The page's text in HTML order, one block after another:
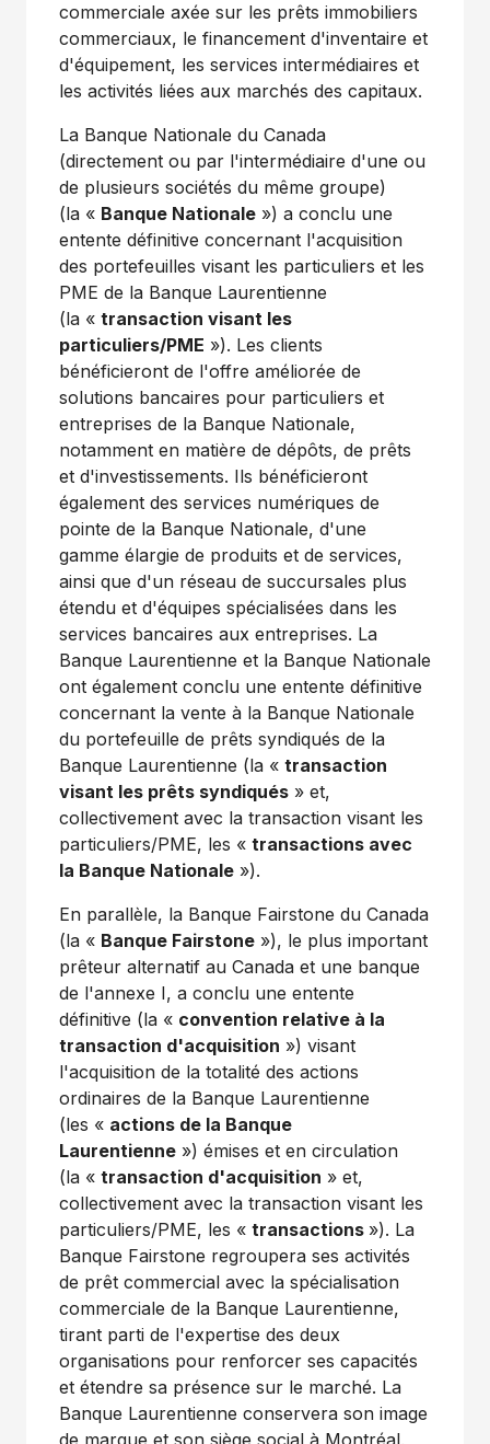
commerciale axée sur les prêts immobiliers
commerciaux, le financement d'inventaire et
d'équipement, les services intermédiaires et
les activités liées aux marchés des capitaux.
La Banque Nationale du Canada
(directement ou par l'intermédiaire d'une ou
de plusieurs sociétés du même groupe)
(la « Banque Nationale ») a conclu une
entente définitive concernant l'acquisition
des portefeuilles visant les particuliers et les
PME de la Banque Laurentienne
(la « transaction visant les
particuliers/PME »). Les clients
bénéficieront de l'offre améliorée de
solutions bancaires pour particuliers et
entreprises de la Banque Nationale,
notamment en matière de dépôts, de prêts
et d'investissements. Ils bénéficieront
également des services numériques de
pointe de la Banque Nationale, d'une
gamme élargie de produits et de services,
ainsi que d'un réseau de succursales plus
étendu et d'équipes spécialisées dans les
services bancaires aux entreprises. La
Banque Laurentienne et la Banque Nationale
ont également conclu une entente définitive
concernant la vente à la Banque Nationale
du portefeuille de prêts syndiqués de la
Banque Laurentienne (la « transaction
visant les prêts syndiqués » et,
collectivement avec la transaction visant les
particuliers/PME, les « transactions avec
la Banque Nationale »).
En parallèle, la Banque Fairstone du Canada
(la « Banque Fairstone »), le plus important
prêteur alternatif au Canada et une banque
de l'annexe I, a conclu une entente
définitive (la « convention relative à la
transaction d'acquisition ») visant
l'acquisition de la totalité des actions
ordinaires de la Banque Laurentienne
(les « actions de la Banque
Laurentienne ») émises et en circulation
(la « transaction d'acquisition » et,
collectivement avec la transaction visant les
particuliers/PME, les « transactions »). La
Banque Fairstone regroupera ses activités
de prêt commercial avec la spécialisation
commerciale de la Banque Laurentienne,
tirant parti de l'expertise des deux
organisations pour renforcer ses capacités
et étendre sa présence sur le marché. La
Banque Laurentienne conservera son image
de marque et son siège social à Montréal,